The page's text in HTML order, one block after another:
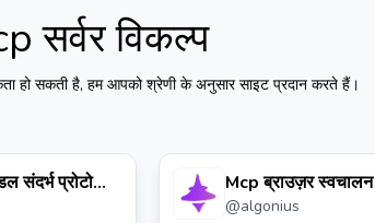
सर्वरविकल्प
हो सकती है, हम आपको श्रेणी के अनुसार साइट प्रदान करते हैं।
संदर्भ प्रोटोकॉल
Mcp ब्राउज़र स्वचालन
@algonius